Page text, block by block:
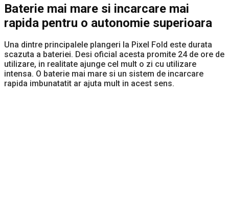
Baterie mai mare si incarcare mai
rapida pentru o autonomie superioara
Una dintre principalele plangeri la Pixel Fold este durata
scazuta a bateriei. Desi oficial acesta promite 24 de ore de
utilizare, in realitate ajunge cel mult o zi cu utilizare
intensa. O baterie mai mare si un sistem de incarcare
rapida imbunatatit ar ajuta mult in acest sens.